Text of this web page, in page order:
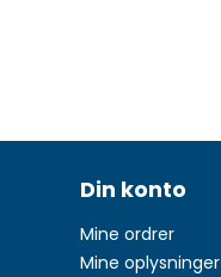
Din konto
Mine ordrer
Mine oplysninger